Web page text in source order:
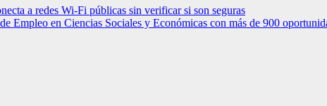
a redes Wi-Fi públicas sin verificar si son seguras
Empleo en Ciencias Sociales y Económicas con más de 900